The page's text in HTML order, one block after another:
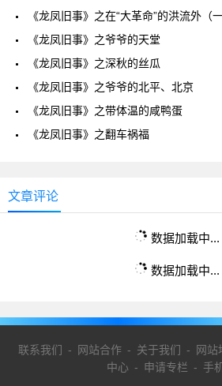
《龙凤旧事》之在“大革命”的洪流外（一
《龙凤旧事》之爷爷的天堂
《龙凤旧事》之深秋的丝瓜
《龙凤旧事》之爷爷的北平、北京
《龙凤旧事》之带体温的咸鸭蛋
《龙凤旧事》之翻车祸福
文章评论
数据加载中...
数据加载中...
联系我们 - 网站合作- 关于我们 - 网站
中心 - 申请专栏 - 手